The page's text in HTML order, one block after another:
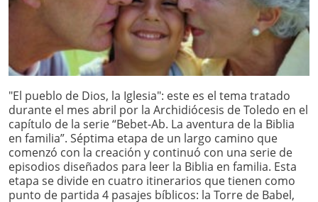
"El pueblo de Dios, la Iglesia": este es el tema tratado
durante el mes abril por la Archidiócesis de Toledo en el
capítulo de la serie “Bebet-Ab. La aventura de la Biblia
en familia”. Séptima etapa de un largo camino que
comenzó con la creación y continuó con una serie de
episodios diseñados para leer la Biblia en familia. Esta
etapa se divide en cuatro itinerarios que tienen como
punto de partida 4 pasajes bíblicos: la Torre de Babel,